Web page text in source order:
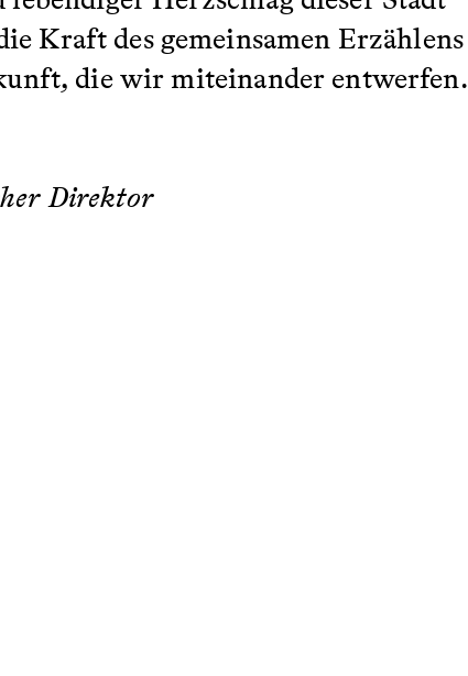
Kraft des gemeinsamen Erzählens
die wir miteinander entwerfen.
Direktor